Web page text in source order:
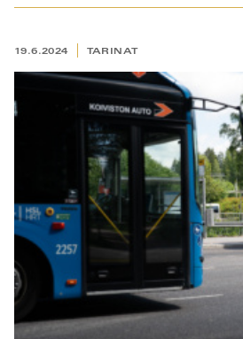
19.6.2024 TARINAT